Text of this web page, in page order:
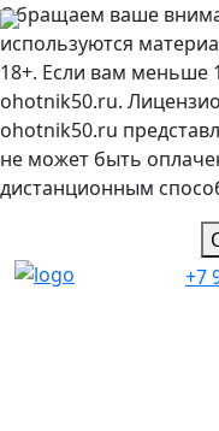
Обращаем ваше
используются
18+. Если вам меньше
ohotnik50.ru.
ohotnik50.ru
не может быть
дистанционным
+7